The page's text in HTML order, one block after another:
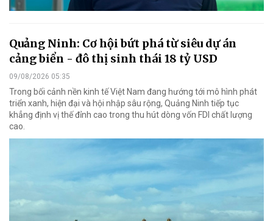
Quảng Ninh: Cơ hội bứt phá từ siêu dự án
cảng biển - đô thị sinh thái 18 tỷ USD
09/08/2026 05:35
Trong bối cảnh nền kinh tế Việt Nam đang hướng tới mô hình phát
triển xanh, hiện đại và hội nhập sâu rộng, Quảng Ninh tiếp tục
khẳng định vị thế đỉnh cao trong thu hút dòng vốn FDI chất lượng
cao.